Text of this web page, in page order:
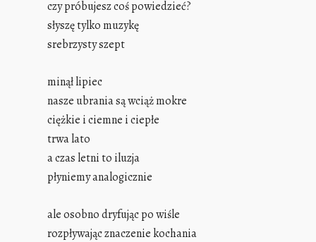
czy próbujesz coś powiedzieć?
słyszę tylko muzykę
srebrzysty szept
minął lipiec
nasze ubrania są wciąż mokre
ciężkie i ciemne i ciepłe
trwa lato
a czas letni to iluzja
płyniemy analogicznie
ale osobno dryfując po wiśle
rozpływając znaczenie kochania